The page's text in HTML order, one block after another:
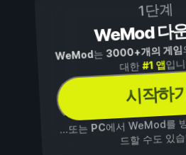
1단계
WeMod 다
WeMod는3000+개의 게임
대한#1 앱입
시작하
...또는PC에서 WeMod를
드할 수도 있